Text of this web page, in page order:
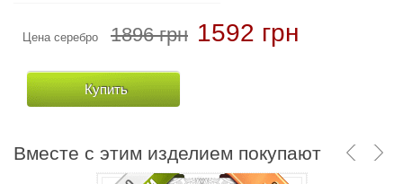
Цена серебро 1896 грн 1592 грн
Купить
Вместе с этим изделием покупают